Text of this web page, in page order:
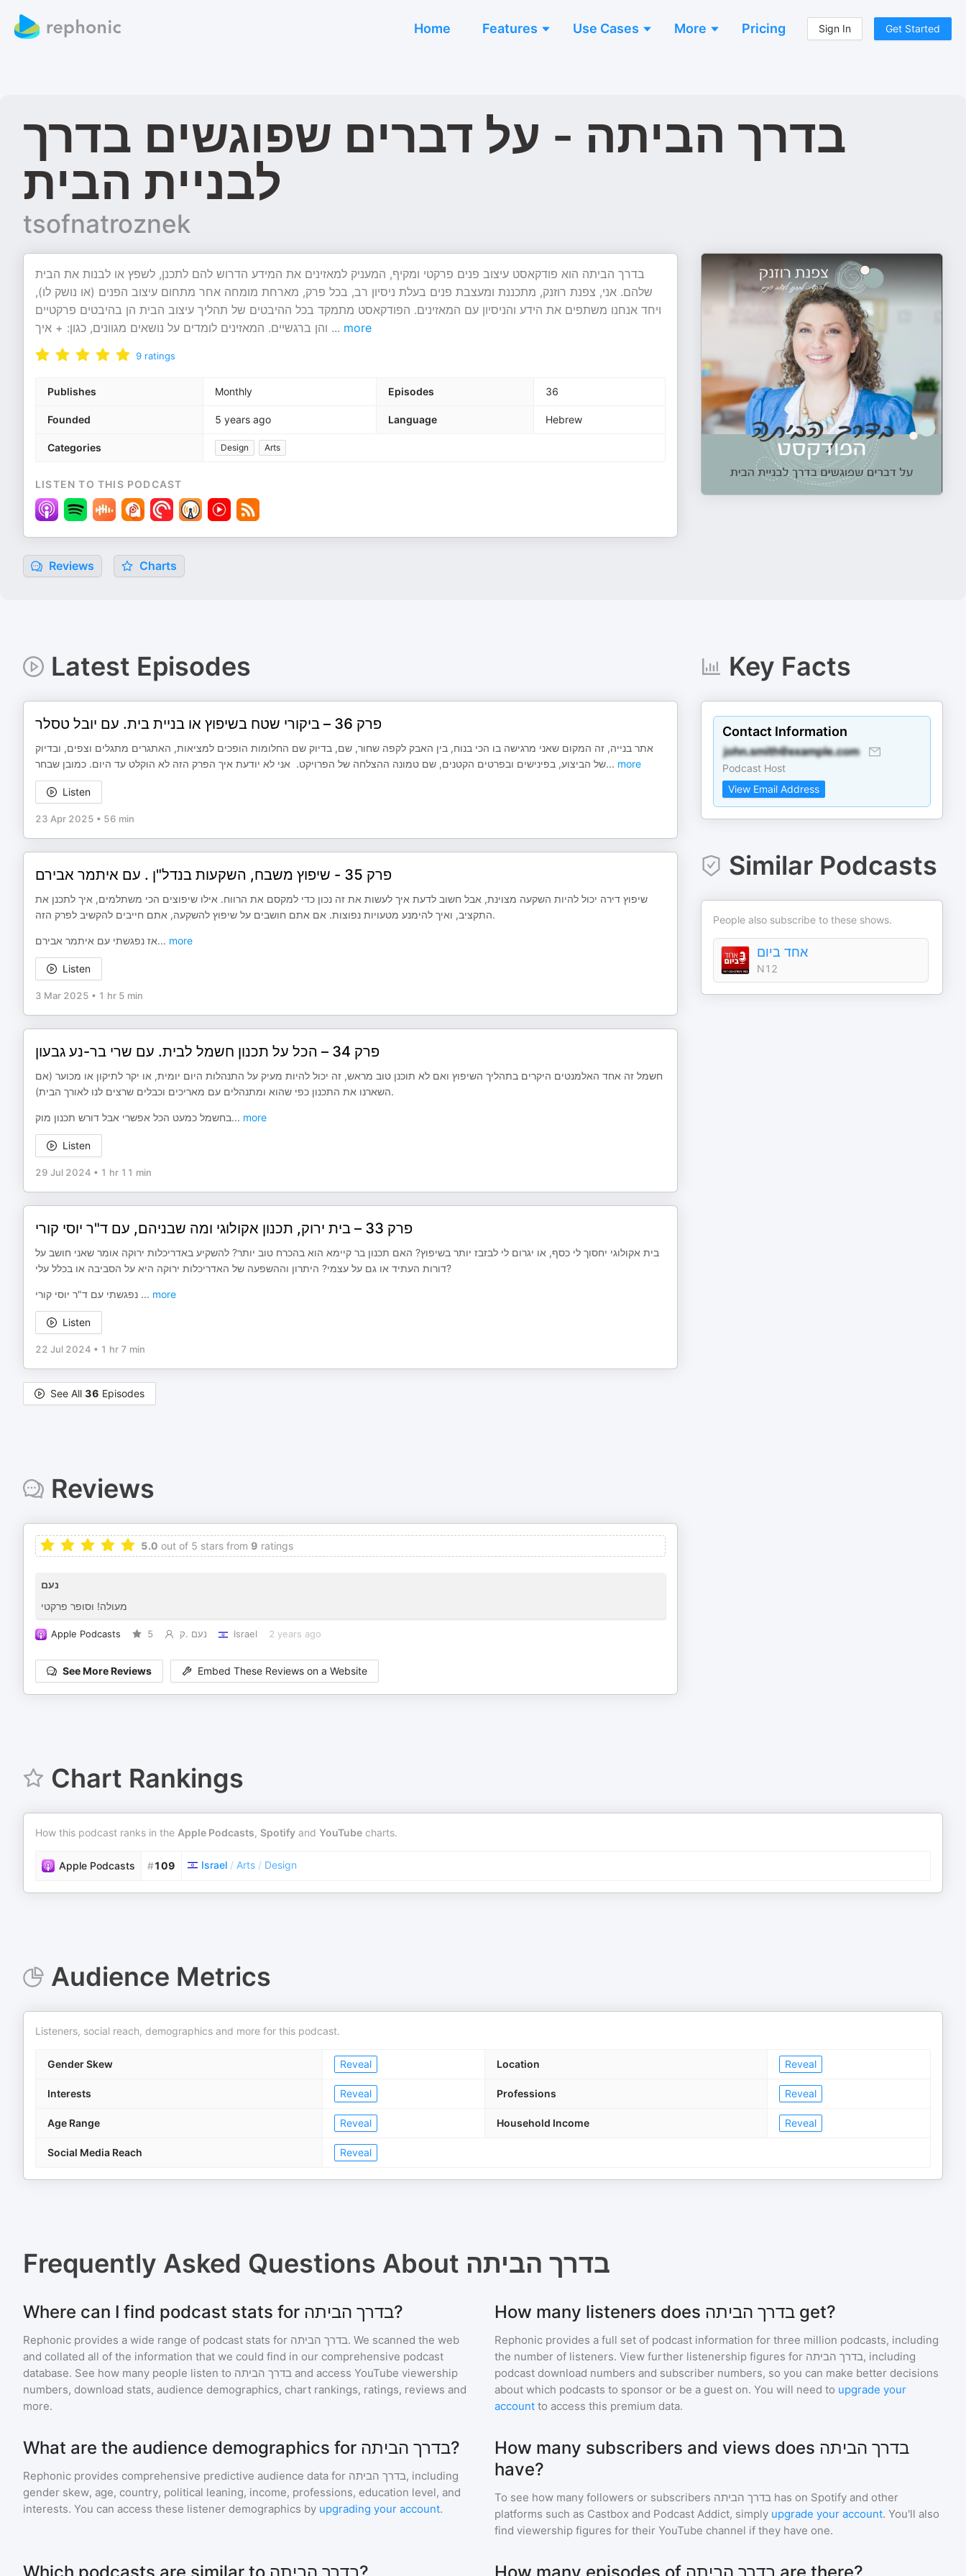
Home Features Use Cases More Pricing Sign In Get Started
בדרך הביתה - על דברים שפוגשים בדרך
לבניית הבית
tsofnatroznek
בדרך הביתה הוא פודקאסט עיצוב פנים פרקטי ומקיף, המעניק למאזינים את המידע הדרוש להם לתכנן, לשפץ או לבנות את הבית
שלהם. אני, צפנת רוזנק, מתכננת ומעצבת פנים בעלת ניסיון רב, בכל פרק, מארחת מומחה אחר מתחום עיצוב הפנים (או נושק לו),
ויחד אנחנו משתפים את הידע והניסיון עם המאזינים. הפודקאסט מתמקד בכל ההיבטים של תהליך עיצוב הבית הן בהיבטים פרקטיים
... more
9 ratings
Publishes Monthly Episodes 36
Founded 5 years ago Language Hebrew
Categories Design Arts
LISTEN TO THIS PODCAST
Reviews Charts
Latest Episodes
פרק 36 – ביקורי שטח בשיפוץ או בניית בית. עם יובל טסלר
אתר בנייה, זה המקום שאני מרגישה בו הכי בנוח, בין האבק לקפה שחור, שם, בדיוק שם החלומות הופכים למציאות, האתגרים מתגלים וצפים, ובדיוק
של הביצוע, בפינישים ובפרטים הקטנים, שם טמונה ההצלחה של הפרויקט. אני לא יודעת איך הפרק הזה לא הוקלט עד היום. כמובן שבחר... more
Listen
23 Apr 2025 • 56 min
פרק 35 - שיפוץ משבח, השקעות בנדל"ן . עם איתמר אבירם
שיפוץ דירה יכול להיות השקעה מצוינת, אבל חשוב לדעת איך לעשות את זה נכון כדי למקסם את הרווח. אילו שיפוצים הכי משתלמים, איך לתכנן את
התקציב, ואיך להימנע מטעויות נפוצות. אם אתם חושבים על שיפוץ להשקעה, אתם חייבים להקשיב לפרק הזה.
אז נפגשתי עם איתמר אבירם... more
Listen
3 Mar 2025 • 1 hr 5 min
פרק 34 – הכל על תכנון חשמל לבית. עם שרי בר-נע גבעון
חשמל זה אחד האלמנטים היקרים בתהליך השיפוץ ואם לא תוכנן טוב מראש, זה יכול להיות מעיק על התנהלות היום יומית, או יקר לתיקון או מכוער (אם
השארנו את התכנון כפי שהוא ומתנהלים עם מאריכים וכבלים שרצים לנו לאורך הבית).
בחשמל כמעט הכל אפשרי אבל דורש תכנון מוק... more
Listen
29 Jul 2024 • 1 hr 11 min
פרק 33 – בית ירוק, תכנון אקולוגי ומה שבניהם, עם ד"ר יוסי קורי
בית אקולוגי יחסוך לי כסף, או יגרום לי לבזבז יותר בשיפוץ? האם תכנון בר קיימא הוא בהכרח טוב יותר? להשקיע באדריכלות ירוקה אומר שאני חושב על
דורות העתיד או גם על עצמי? היתרון וההשפעה של האדריכלות ירוקה היא על הסביבה או בכלל עלי?
... more
Listen
22 Jul 2024 • 1 hr 7 min
See All 36 Episodes
Key Facts
Contact Information
Podcast Host
View Email Address
Similar Podcasts
People also subscribe to these shows.
אחד ביום
N12
Reviews
5.0 out of 5 stars from 9 ratings
נעם
מעולה! וסופר פרקטי
Apple Podcasts 5 נעם .ק Israel 2 years ago
See More Reviews Embed These Reviews on a Website
Chart Rankings
How this podcast ranks in the Apple Podcasts, Spotify and YouTube charts.
Apple Podcasts #109 Israel / Arts / Design
Audience Metrics
Listeners, social reach, demographics and more for this podcast.
Gender Skew Reveal Location Reveal
Interests Reveal Professions Reveal
Age Range Reveal Household Income Reveal
Social Media Reach Reveal
Frequently Asked Questions About בדרך הביתה
Where can I find podcast stats for בדרך הביתה?
Rephonic provides a wide range of podcast stats for בדרך הביתה. We scanned the web
and collated all of the information that we could find in our comprehensive podcast
database. See how many people listen to בדרך הביתה and access YouTube viewership
numbers, download stats, audience demographics, chart rankings, ratings, reviews and
more.
How many listeners does בדרך הביתה get?
Rephonic provides a full set of podcast information for three million podcasts, including
the number of listeners. View further listenership figures for בדרך הביתה, including
podcast download numbers and subscriber numbers, so you can make better decisions
about which podcasts to sponsor or be a guest on. You will need to upgrade your
account to access this premium data.
What are the audience demographics for בדרך הביתה?
Rephonic provides comprehensive predictive audience data for בדרך הביתה, including
gender skew, age, country, political leaning, income, professions, education level, and
interests. You can access these listener demographics by upgrading your account.
How many subscribers and views does בדרך הביתה
have?
To see how many followers or subscribers בדרך הביתה has on Spotify and other
platforms such as Castbox and Podcast Addict, simply upgrade your account. You'll also
find viewership figures for their YouTube channel if they have one.